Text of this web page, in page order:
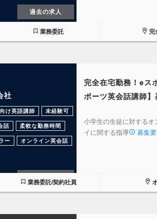
過去の求人
業務委託 完
社
け英語講師 未経験可
話 柔軟な勤務時間
ー オンライン英会話
過去の求人
完全在宅勤務！eス
ポーツ英会話講師】
小学生の生徒に対する
イに関する指導
募集
業務委託/契約社員